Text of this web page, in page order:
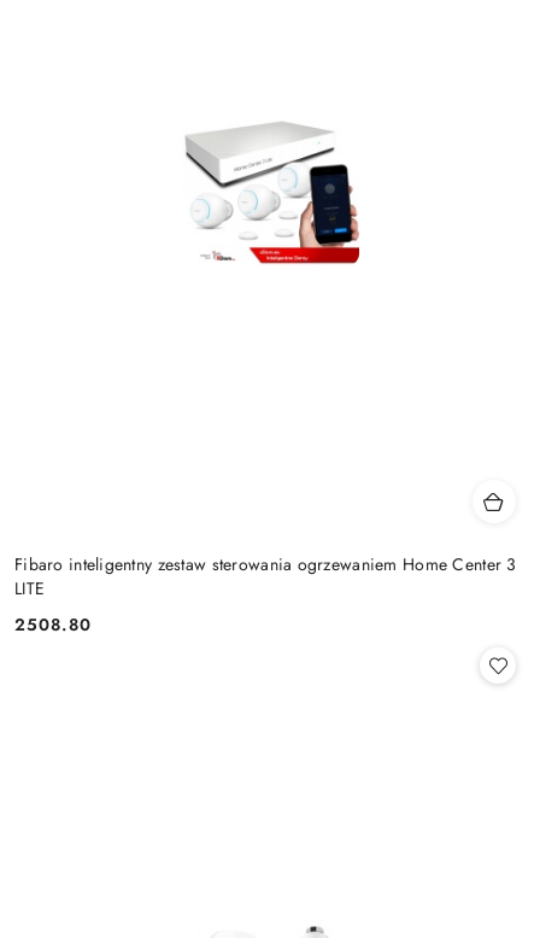
Fibaro inteligentny zestaw sterowania ogrzewaniem Home Center 3
LITE
Cena:
2508.80